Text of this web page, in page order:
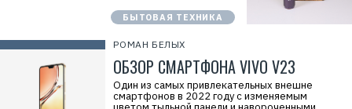
БЫТОВАЯ ТЕХНИКА
РОМАН БЕЛЫХ
ОБЗОР СМАРТФОНА VIVO V23
Один из самых привлекательных внешне
смартфонов в 2022 году с изменяемым